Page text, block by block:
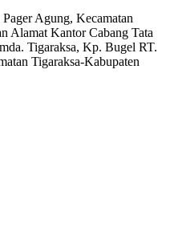
Agung, Kecamatan
Alamat Kantor Cabang Tata
Tigaraksa, Kp. Bugel RT.
Tigaraksa-Kabupaten